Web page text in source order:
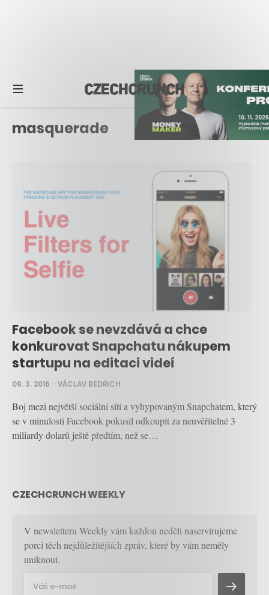
masquerade
Facebook se nevzdává a chce
konkurovat Snapchatu nákupem
startupu na editaci videí
09. 3. 2016 –VÁCLAV BEDŘICH
Boj mezi největší sociální sítí a vyhypovaným Snapchatem, který
se v minulosti Facebook pokusil odkoupit za neuvěřitelné 3
miliardy dolarů ještě předtím, než se…
CZECHCRUNCH WEEKLY
V newsletteru Weekly vám každou neděli naservírujeme
porci těch nejdůležitějších zpráv, které by vám neměly
uniknout.